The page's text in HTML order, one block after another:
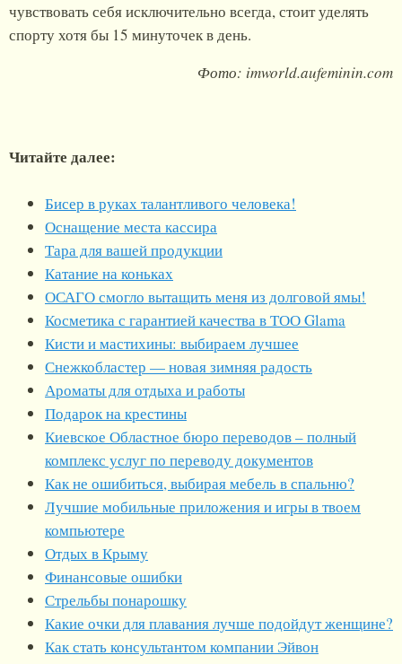
чувствовать себя исключительно всегда, стоит уделять
спорту хотя бы 15 минуточек в день.
Фото: imworld.aufeminin.com
Читайте далее:
Бисер в руках талантливого человека!
Оснащение места кассира
Тара для вашей продукции
Катание на коньках
ОСАГО смогло вытащить меня из долговой ямы!
Косметика с гарантией качества в ТОО Glama
Кисти и мастихины: выбираем лучшее
Снежкобластер — новая зимняя радость
Ароматы для отдыха и работы
Подарок на крестины
Киевское Областное бюро переводов – полный
комплекс услуг по переводу документов
Как не ошибиться, выбирая мебель в спальню?
Лучшие мобильные приложения и игры в твоем
компьютере
Отдых в Крыму
Финансовые ошибки
Стрельбы понарошку
Какие очки для плавания лучше подойдут женщине?
Как стать консультантом компании Эйвон